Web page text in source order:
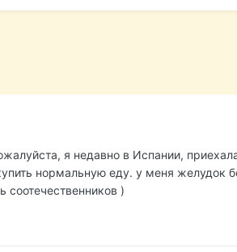
я недавно в Испании,
нормальную еду. у меня желудок
соотечественников )